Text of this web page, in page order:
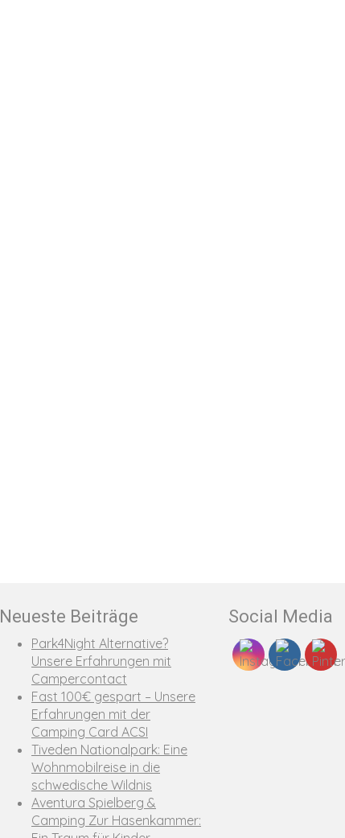
Neueste Beiträge
Park4Night Alternative?
Unsere Erfahrungen mit
Campercontact
Fast 100€ gespart – Unsere
Erfahrungen mit der
Camping Card ACSI
Tiveden Nationalpark: Eine
Wohnmobilreise in die
schwedische Wildnis
Aventura Spielberg &
Camping Zur Hasenkammer:
Social Media